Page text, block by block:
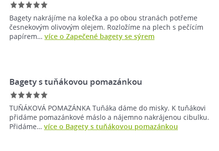
Bagety nakrájíme na kolečka a po obou stranách potřeme
česnekovým olivovým olejem. Rozložíme na plech s pečícím
papírem… více o Zapečené bagety se sýrem
Bagety s tuňákovou pomazánkou
TUŇÁKOVÁ POMAZÁNKA Tuňáka dáme do misky. K tuňákovi
přidáme pomazánkové máslo a nájemno nakrájenou cibulku.
Přidáme… více o Bagety s tuňákovou pomazánkou